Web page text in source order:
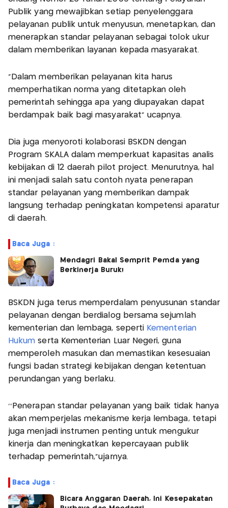
Publik yang mewajibkan setiap penyelenggara
pelayanan publik untuk menyusun, menetapkan, dan
menerapkan standar pelayanan sebagai tolok ukur
dalam memberikan layanan kepada masyarakat.
"Dalam memberikan pelayanan kita harus
memperhatikan norma yang ditetapkan oleh
pemerintah sehingga apa yang diupayakan dapat
berdampak baik bagi masyarakat" ucapnya.
Dia juga menyoroti kolaborasi BSKDN dengan
Program SKALA dalam memperkuat kapasitas analis
kebijakan di 12 daerah pilot project. Menurutnya, hal
ini menjadi salah satu contoh nyata penerapan
standar pelayanan yang memberikan dampak
langsung terhadap peningkatan kompetensi aparatur
di daerah.
Baca Juga :
Mendagri Bakal Semprit Pemda yang
Berkinerja Buruk!
BSKDN juga terus memperdalam penyusunan standar
pelayanan dengan berdialog bersama sejumlah
kementerian dan lembaga, seperti Kementerian
Hukum serta Kementerian Luar Negeri, guna
memperoleh masukan dan memastikan kesesuaian
fungsi badan strategi kebijakan dengan ketentuan
perundangan yang berlaku.
‘’Penerapan standar pelayanan yang baik tidak hanya
akan memperjelas mekanisme kerja lembaga, tetapi
juga menjadi instrumen penting untuk mengukur
kinerja dan meningkatkan kepercayaan publik
terhadap pemerintah,"ujarnya.
Baca Juga :
Bicara Anggaran Daerah, Ini Kesepakatan